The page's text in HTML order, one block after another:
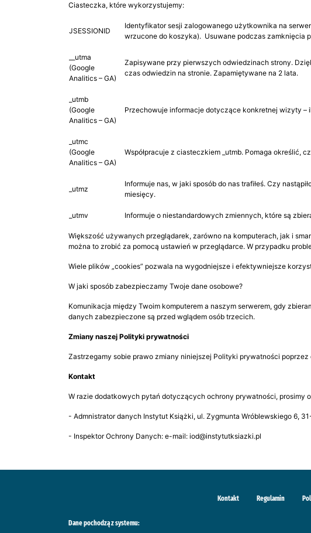
Ciasteczka, które wykorzystujemy:
JSESSIONID
Identyfikator sesji zalogowanego użytkownika na
wrzucone do koszyka). Usuwane podczas zamknięcia
__utma
(Google
Analitics – GA)
Zapisywane przy pierwszych odwiedzinach strony.
czas odwiedzin na stronie. Zapamiętywane na 2 lata.
_utmb
(Google
Analitics – GA)
Przechowuje informacje dotyczące konkretnej wizyty –
_utmc
(Google
Analitics – GA)
Współpracuje z ciasteczkiem _utmb. Pomaga
_utmz
Informuje nas, w jaki sposób do nas trafiłeś. Czy
miesięcy.
_utmv Informuje o niestandardowych zmiennych, które są
Większość używanych przeglądarek, zarówno na komputerach, jak i
można to zrobić za pomocą ustawień w przeglądarce. W przypadku
Wiele plików „cookies” pozwala na wygodniejsze i efektywniejsze
W jaki sposób zabezpieczamy Twoje dane osobowe?
Komunikacja między Twoim komputerem a naszym serwerem, gdy
danych zabezpieczone są przed wglądem osób trzecich.
Zmiany naszej Polityki prywatności
Zastrzegamy sobie prawo zmiany niniejszej Polityki prywatności
Kontakt
W razie dodatkowych pytań dotyczących ochrony prywatności, prosimy
- Admnistrator danych Instytut Książki, ul. Zygmunta Wróblewskiego 6,
- Inspektor Ochrony Danych: e-mail: iod@instytutksiazki.pl
Kontakt Regulamin
Dane pochodzą z systemu: